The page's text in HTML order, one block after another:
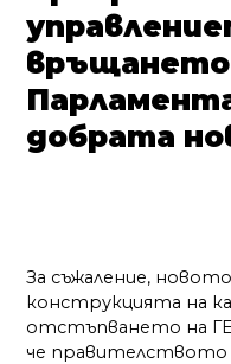
връщането
добрата
За съжаление,
конструкцията на
отстъпването на
че правителството